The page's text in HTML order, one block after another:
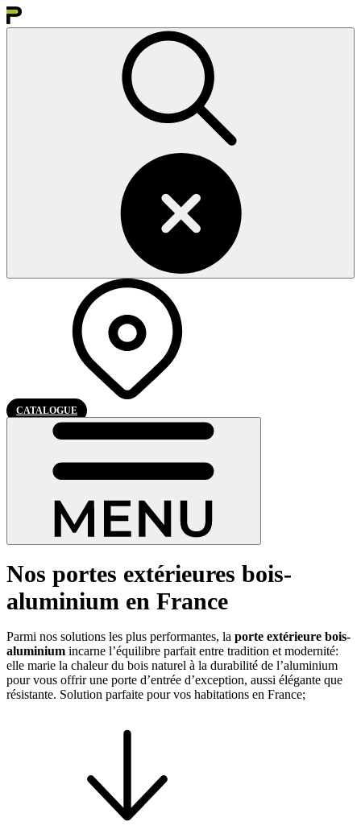
CATALOGUE
Nos portes extérieures bois-
aluminium en France
Parmi nos solutions les plus performantes, la porte extérieure bois-
aluminium incarne l’équilibre parfait entre tradition et modernité:
elle marie la chaleur du bois naturel à la durabilité de l’aluminium
pour vous offrir une porte d’entrée d’exception, aussi élégante que
résistante. Solution parfaite pour vos habitations en France;